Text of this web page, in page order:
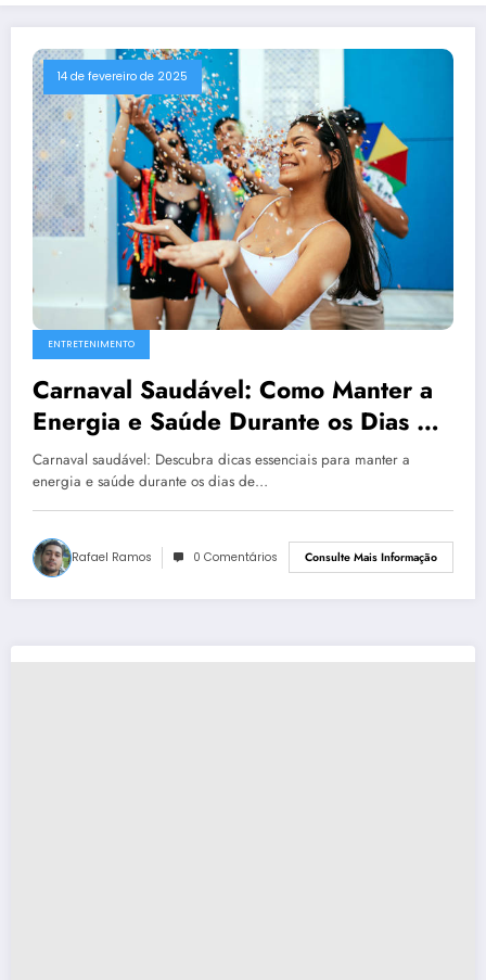
14 de fevereiro de 2025
ENTRETENIMENTO
Carnaval Saudável: Como Manter a
Energia e Saúde Durante os Dias de
Folia
Carnaval saudável: Descubra dicas essenciais para manter a
energia e saúde durante os dias de…
Rafael Ramos 0 Comentários Consulte Mais Informação